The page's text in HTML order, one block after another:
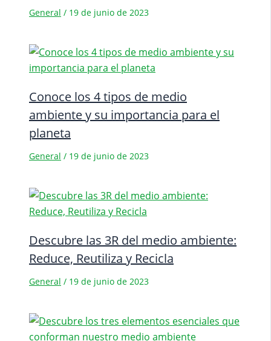
General / 19 de junio de 2023
Conoce los 4 tipos de medio
ambiente y su importancia para el
planeta
General / 19 de junio de 2023
Descubre las 3R del medio ambiente:
Reduce, Reutiliza y Recicla
General / 19 de junio de 2023